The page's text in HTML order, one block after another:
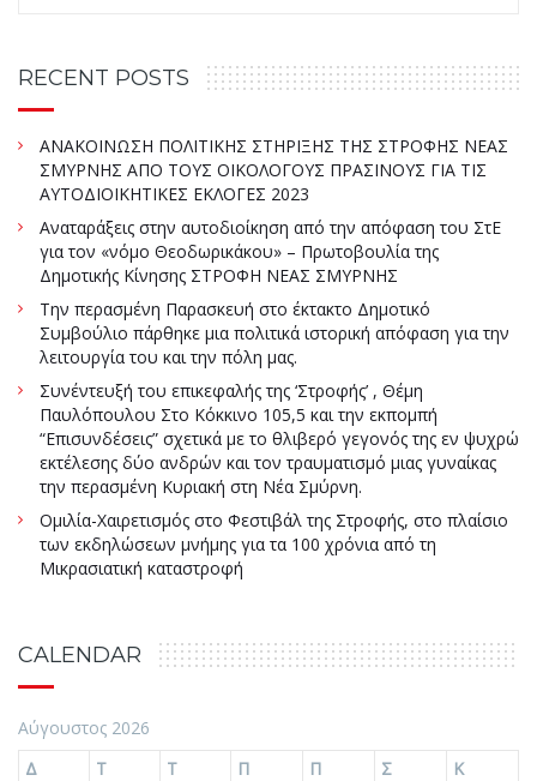
RECENT POSTS
ΑΝΑΚΟΙΝΩΣΗ ΠΟΛΙΤΙΚΗΣ ΣΤΗΡΙΞΗΣ ΤΗΣ ΣΤΡΟΦΗΣ ΝΕΑΣ
ΣΜΥΡΝΗΣ ΑΠΟ ΤΟΥΣ ΟΙΚΟΛΟΓΟΥΣ ΠΡΑΣΙΝΟΥΣ ΓΙΑ ΤΙΣ
ΑΥΤΟΔΙΟΙΚΗΤΙΚΕΣ ΕΚΛΟΓΕΣ 2023
Αναταράξεις στην αυτοδιοίκηση από την απόφαση του ΣτΕ
για τον «νόμο Θεοδωρικάκου» – Πρωτοβουλία της
Δημοτικής Κίνησης ΣΤΡΟΦΗ ΝΕΑΣ ΣΜΥΡΝΗΣ
Την περασμένη Παρασκευή στο έκτακτο Δημοτικό
Συμβούλιο πάρθηκε μια πολιτικά ιστορική απόφαση για την
λειτουργία του και την πόλη μας.
Συνέντευξή του επικεφαλής της ‘Στροφής’ , Θέμη
Παυλόπουλου Στο Κόκκινο 105,5 και την εκπομπή
“Επισυνδέσεις” σχετικά με το θλιβερό γεγονός της εν ψυχρώ
εκτέλεσης δύο ανδρών και τον τραυματισμό μιας γυναίκας
την περασμένη Κυριακή στη Νέα Σμύρνη.
Ομιλία-Χαιρετισμός στο Φεστιβάλ της Στροφής, στο πλαίσιο
των εκδηλώσεων μνήμης για τα 100 χρόνια από τη
Μικρασιατική καταστροφή
CALENDAR
Αύγουστος 2026
Δ
Τ Τ Π Π Σ
Κ